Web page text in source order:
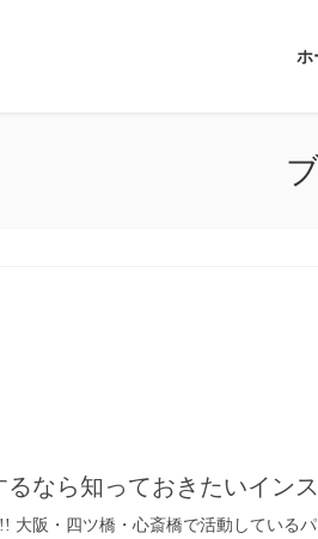
ホ
るなら知っておきたいイン
大阪・四ツ橋・心斎橋で活動している